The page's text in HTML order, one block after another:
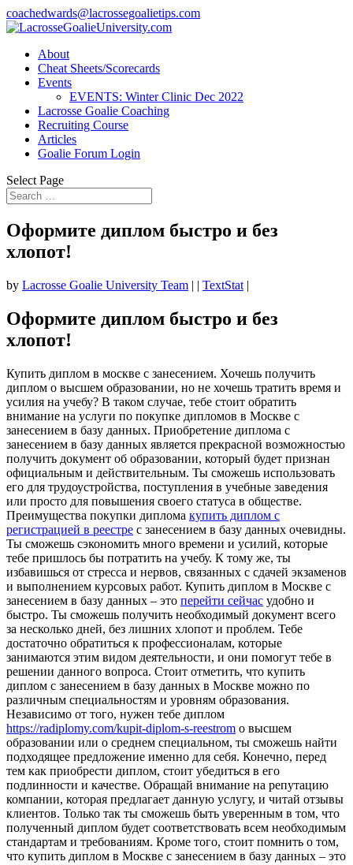
coachedwards@lacrossegoalietips.com
About
Cheat Sheets/Scorecards
Events
EVENTS: Winter Clinic Dec 2022
Lacrosse Goalie Coaching
Recruiting Course
Articles
Goalie Forum Login
Select Page
Оформите диплом быстро и без
хлопот!
by Lacrosse Goalie University Team | | TextStat |
Оформите диплом быстро и без
хлопот!
Купить диплом в москве с занесением. Хочешь получить
диплом о высшем образовании, но не хочешь тратить время и
усилия на учебу? В таком случае, тебе стоит обратить
внимание на услуги по покупке дипломов в Москве с
занесением в базу данных. Приобретение диплома с
занесением в базу данных является прекрасной возможностью
получить документ об образовании, который будет признан
официальным и действительным. Ты сможешь использовать
его для трудоустройства, поступления в учебные заведения
или просто для повышения своего статуса в обществе.
Преимущества покупки диплома купить диплом с
регистрацией в реестре с занесением в базу данных очевидны.
Ты сможешь сэкономить много времени и усилий, которые
тебе пришлось бы потратить на учебу. К тому же, ты
избавишься от стресса и нервов, связанных с сдачей экзаменов
и выполнением курсовых работ. Купить диплом в Москве с
занесением в базу данных – это перейти сейчас удобно и
быстро. Ты сможешь получить необходимый документ всего
за несколько дней, без лишних хлопот и проблем. Тебе
достаточно обратиться к профессионалам, которые
занимаются этим видом деятельности, и они помогут тебе в
решении данного вопроса. Стоит отметить, что купить
диплом с занесением в базу данных в Москве можно по
различным специальностям и уровням образования.
Независимо от того, нужен тебе диплом
https://radiplomy.com/kupit-diplom-s-reestrom о высшем
образовании или о среднем специальном, ты сможешь найти
подходящее предложение именно для себя. Конечно, перед
тем как приобрести диплом, стоит убедиться в его
подлинности и качестве. Обращай внимание на репутацию
компании, которая предлагает данную услугу, и читай отзывы
клиентов. Только так ты сможешь быть уверенным в том, что
полученный диплом будет соответствовать всем необходимым
стандартам и требованиям. Кроме того, стоит помнить о том,
что купить диплом в Москве с занесением в базу данных – это